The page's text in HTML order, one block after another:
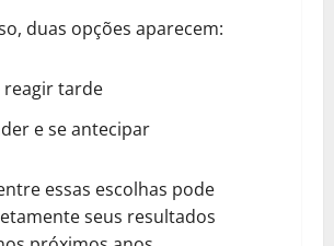
duas opções aparecem:
reagir tarde
e se antecipar
essas escolhas pode
seus resultados